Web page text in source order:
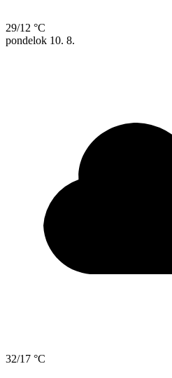
29/12 °C
pondelok 10. 8.
32/17 °C